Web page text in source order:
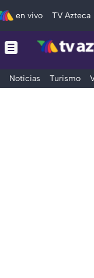
en vivo TV Azteca
Noticias Turismo